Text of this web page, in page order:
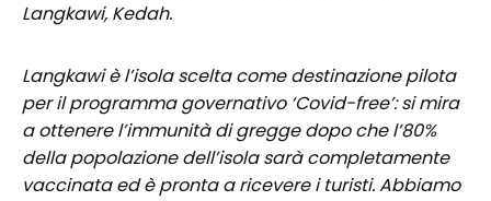
Langkawi, Kedah.
Langkawi è l’isola scelta come destinazione pilota
per il programma governativo ‘Covid-free’: si mira
a ottenere l’immunità di gregge dopo che l’80%
della popolazione dell’isola sarà completamente
vaccinata ed è pronta a ricevere i turisti. Abbiamo